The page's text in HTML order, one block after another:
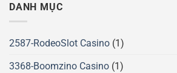
DANH MỤC
2587-RodeoSlot Casino (1)
3368-Boomzino Casino (1)